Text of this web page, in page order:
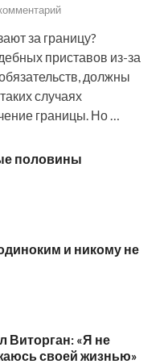
за границу?
приставов из-за
должны
случаях
границы. Но …
половины
и никому не
Виторган: «Я не
своей жизнью»